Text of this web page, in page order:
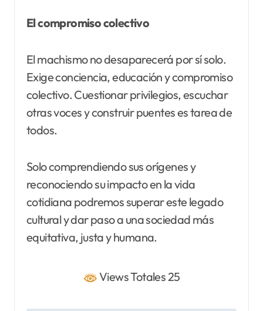
El compromiso colectivo
El machismo no desaparecerá por sí solo.
Exige conciencia, educación y compromiso
colectivo. Cuestionar privilegios, escuchar
otras voces y construir puentes es tarea de
todos.
Solo comprendiendo sus orígenes y
reconociendo su impacto en la vida
cotidiana podremos superar este legado
cultural y dar paso a una sociedad más
equitativa, justa y humana.
Views Totales 25